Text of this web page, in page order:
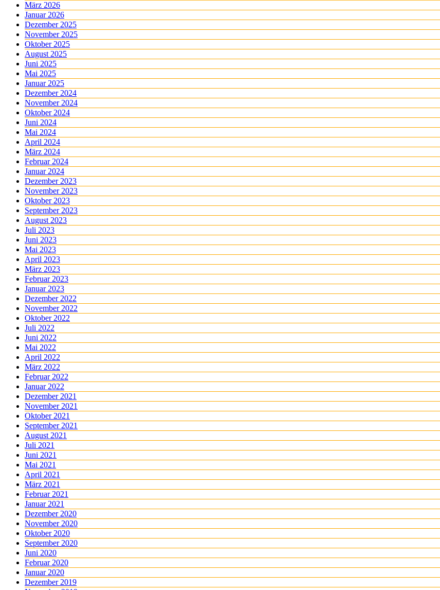
März 2026
Januar 2026
Dezember 2025
November 2025
Oktober 2025
August 2025
Juni 2025
Mai 2025
Januar 2025
Dezember 2024
November 2024
Oktober 2024
Juni 2024
Mai 2024
April 2024
März 2024
Februar 2024
Januar 2024
Dezember 2023
November 2023
Oktober 2023
September 2023
August 2023
Juli 2023
Juni 2023
Mai 2023
April 2023
März 2023
Februar 2023
Januar 2023
Dezember 2022
November 2022
Oktober 2022
Juli 2022
Juni 2022
Mai 2022
April 2022
März 2022
Februar 2022
Januar 2022
Dezember 2021
November 2021
Oktober 2021
September 2021
August 2021
Juli 2021
Juni 2021
Mai 2021
April 2021
März 2021
Februar 2021
Januar 2021
Dezember 2020
November 2020
Oktober 2020
September 2020
Juni 2020
Februar 2020
Januar 2020
Dezember 2019